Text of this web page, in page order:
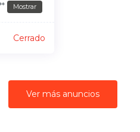
Mostrar
Cerrado
Ver más anuncios